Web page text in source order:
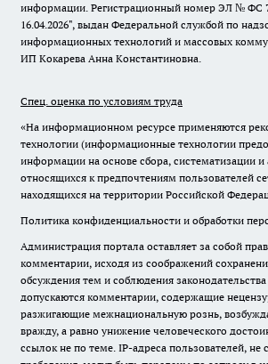
информации. Регистрационный номер ЭЛ № ФС
16.04.2026", выдан Федеральной службой по
информационных технологий и массовых
ИП Кокарева Анна Константиновна.
Спец. оценка по условиям труда
«На информационном ресурсе применяются
технологии (информационные технологии
информации на основе сбора, систематизации и
относящихся к предпочтениям пользователей
находящихся на территории Российской
Политика конфиденциальности и обработки
Администрация портала оставляет за собой
комментарии, исходя из соображений
обсуждения тем и соблюдения
допускаются комментарии, содержащие
разжигающие межнациональную рознь,
вражду, а равно унижение человеческого
ссылок не по теме. IP-адреса пользователей,